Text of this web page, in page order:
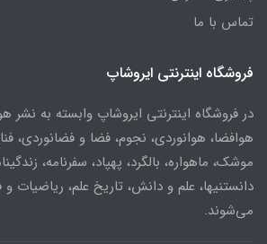
تماس با ما
فروشگاه اینترنتی ایروشاپ
در فروشگاه اینترنتی ایروشاپ وابسته به نشر
هوافضا، هوانوردی، نجوم، فضا و فضانوردی،
موشک، ماهواره، بالگرد، پهپاد، سفرنامه،
دانستنیها، علم و دانش، تاریخ علم، ریاضیات
می‌شوند.